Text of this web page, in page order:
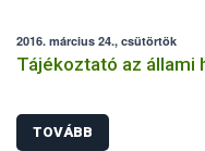
2016. március 24., csütörtök
Tájékoztató az állami
TOVÁBB